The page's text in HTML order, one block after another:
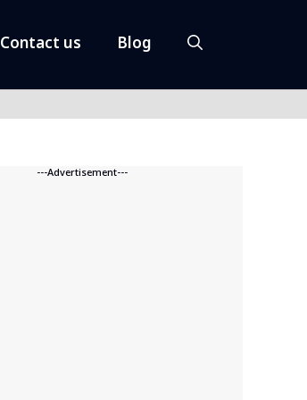
Contact us Blog
---Advertisement---